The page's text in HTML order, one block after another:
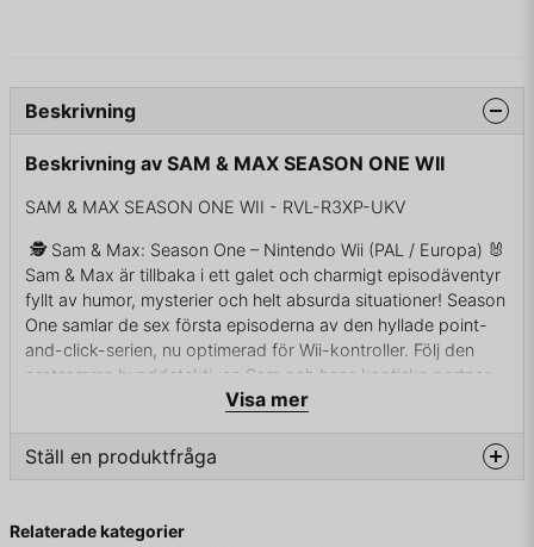
Beskrivning
Beskrivning av SAM & MAX SEASON ONE WII
SAM & MAX SEASON ONE WII - RVL-R3XP-UKV
🕵️ Sam & Max: Season One – Nintendo Wii (PAL / Europa) 🐰
Sam & Max är tillbaka i ett galet och charmigt episodäventyr
fyllt av humor, mysterier och helt absurda situationer! Season
One samlar de sex första episoderna av den hyllade point-
and-click-serien, nu optimerad för Wii-kontroller. Följ den
pratsamme hunddetektiven Sam och hans kaotiske partner
Max genom knasiga fall och oförglömliga karaktärer.
👉 Varför är detta spel speciellt?
✅ Sex episoder i en komplett säsong
✅ Perfekt anpassat för Wii Remote pekstyrning
Visa mer
Ställ en produktfråga
Fråga oss något om denna produkten...
Relaterade kategorier